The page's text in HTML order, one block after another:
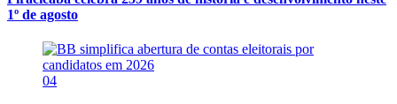
1º de agosto
04